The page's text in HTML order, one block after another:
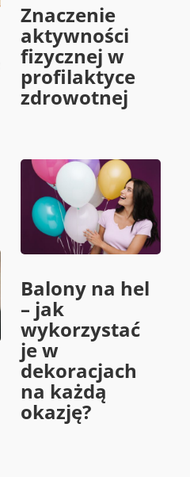
Znaczenie
aktywności
fizycznej w
profilaktyce
zdrowotnej
Balony na hel
– jak
wykorzystać
je w
dekoracjach
na każdą
okazję?